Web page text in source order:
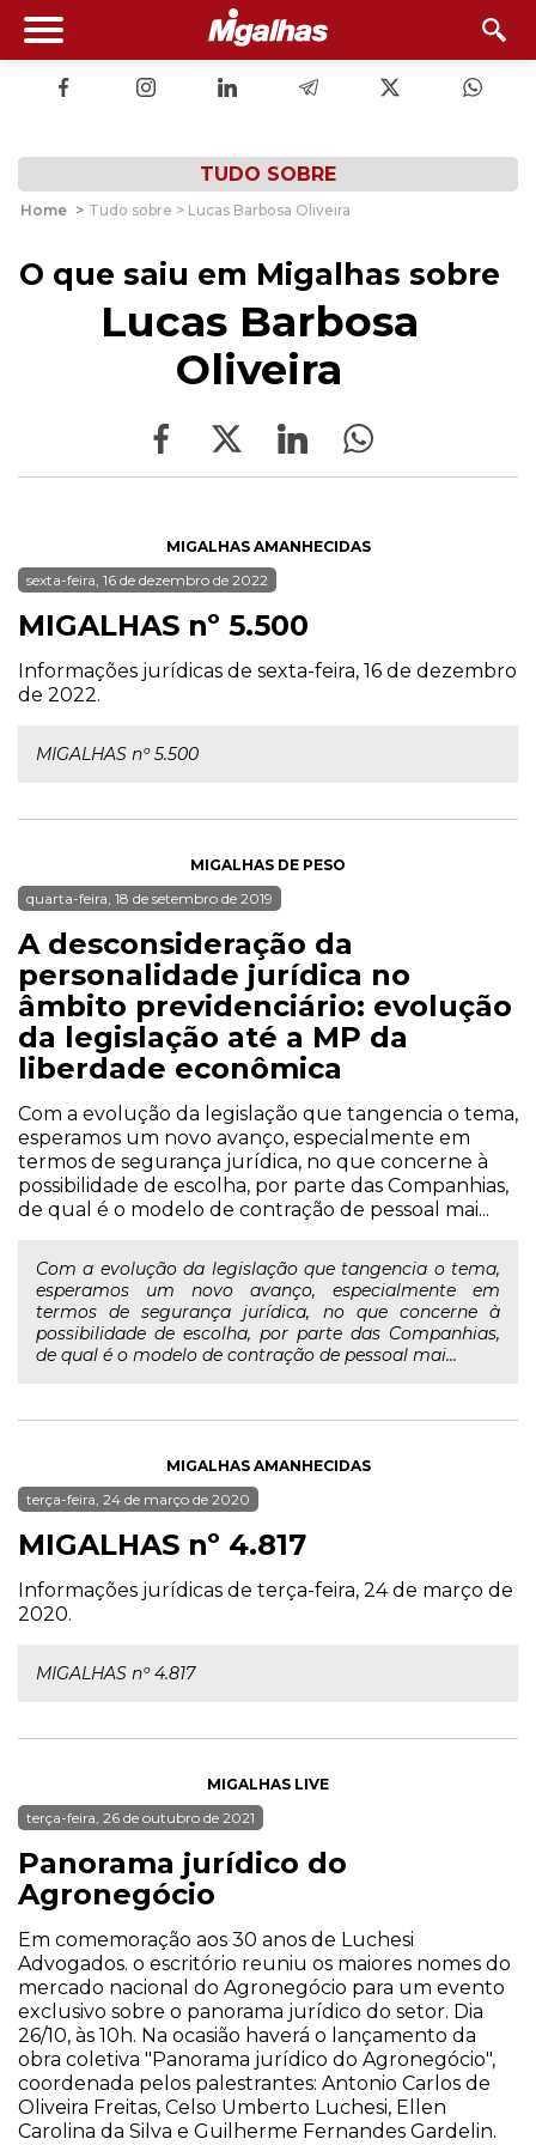
TUDO SOBRE
Home > Tudo sobre > Lucas Barbosa Oliveira
O que saiu em Migalhas sobre
Lucas Barbosa
Oliveira
MIGALHAS AMANHECIDAS
sexta-feira, 16 de dezembro de 2022
MIGALHAS nº 5.500
Informações jurídicas de sexta-feira, 16 de dezembro
de 2022.
MIGALHAS nº 5.500
MIGALHAS DE PESO
quarta-feira, 18 de setembro de 2019
A desconsideração da
personalidade jurídica no
âmbito previdenciário: evolução
da legislação até a MP da
liberdade econômica
Com a evolução da legislação que tangencia o tema,
esperamos um novo avanço, especialmente em
termos de segurança jurídica, no que concerne à
possibilidade de escolha, por parte das Companhias,
de qual é o modelo de contração de pessoal mai...
Com a evolução da legislação que tangencia o tema,
esperamos um novo avanço, especialmente em
termos de segurança jurídica, no que concerne à
possibilidade de escolha, por parte das Companhias,
de qual é o modelo de contração de pessoal mai...
MIGALHAS AMANHECIDAS
terça-feira, 24 de março de 2020
MIGALHAS nº 4.817
Informações jurídicas de terça-feira, 24 de março de
2020.
MIGALHAS nº 4.817
MIGALHAS LIVE
terça-feira, 26 de outubro de 2021
Panorama jurídico do
Agronegócio
Em comemoração aos 30 anos de Luchesi
Advogados. o escritório reuniu os maiores nomes do
mercado nacional do Agronegócio para um evento
exclusivo sobre o panorama jurídico do setor. Dia
26/10, às 10h. Na ocasião haverá o lançamento da
obra coletiva "Panorama jurídico do Agronegócio",
coordenada pelos palestrantes: Antonio Carlos de
Oliveira Freitas, Celso Umberto Luchesi, Ellen
Carolina da Silva e Guilherme Fernandes Gardelin.